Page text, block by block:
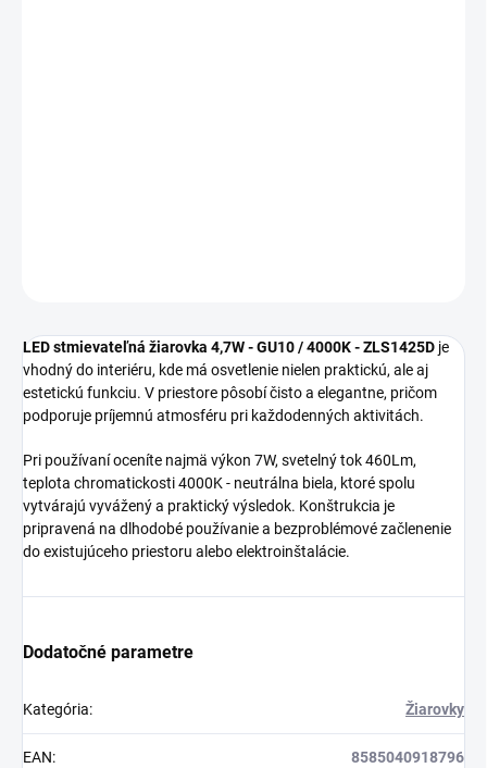
LED stmievateľná žiarovka 4,7W - GU10 / 4000K - ZLS1425D je
vhodný do interiéru, kde má osvetlenie nielen praktickú, ale aj
estetickú funkciu. V priestore pôsobí čisto a elegantne, pričom
podporuje príjemnú atmosféru pri každodenných aktivitách.
Pri používaní oceníte najmä výkon 7W, svetelný tok 460Lm,
teplota chromatickosti 4000K - neutrálna biela, ktoré spolu
vytvárajú vyvážený a praktický výsledok. Konštrukcia je
pripravená na dlhodobé používanie a bezproblémové začlenenie
do existujúceho priestoru alebo elektroinštalácie.
Dodatočné parametre
Kategória: Žiarovky
EAN: 8585040918796